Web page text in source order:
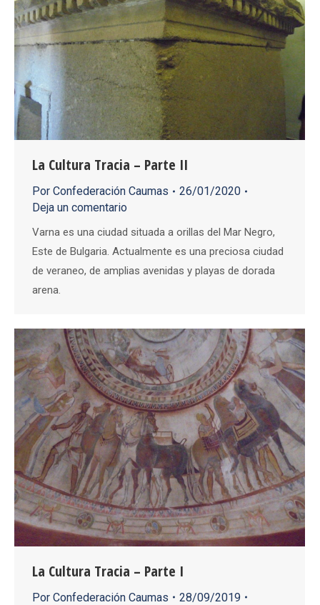
La Cultura Tracia – Parte II
Por Confederación Caumas
26/01/2020
Deja un comentario
Varna es una ciudad situada a orillas del Mar Negro,
Este de Bulgaria. Actualmente es una preciosa ciudad
de veraneo, de amplias avenidas y playas de dorada
arena.
La Cultura Tracia – Parte I
Por Confederación Caumas
28/09/2019